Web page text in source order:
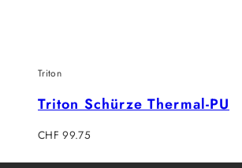
Triton
Triton Schürze Thermal-PU
Regulärer
CHF 99.75